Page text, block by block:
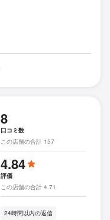
8
口コミ数
この店舗の合計 157
4.84
評価
この店舗の合計 4.71
24時間以内の返信